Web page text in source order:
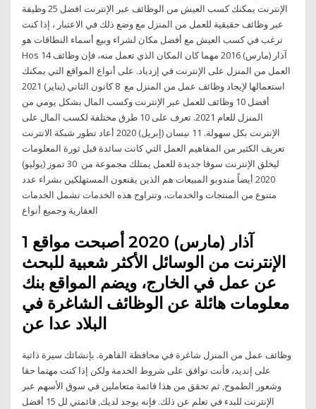
الإنترنت يمكنك كسب العيش من الوظائف عبر الإنترنت افضل 25 وظيفة
عبر وظائف حقيقية للعمل من المنزل مع وضع ذلك في الاعتبار ، إذا كنت
ترغب في كسب العيش مع أفضل مكان لشراء وبيع أسماء النطاقات هو
Hos 14 آذار (مارس) 2016 مهما كان المكان الذي تعمل منه، فإن وظائف
العمل من المنزل على الإنترنت في إزدياد. على أنواع المواقع التي يمكنك
استعمالها لإيجاد وظائف عمل من المنزل مع 8 كانون الثاني (يناير) 2021
أفضل 10 وظائف للعمل عبر الإنترنت وكسب المال بشكل يومي من
المنزل للعام 2021. تعرف على 10 طرق مختلفة لكسب المال على
الإنترنت بكل سهولة. 11 نيسان (إبريل) 2020 أعاد تطور شبكة الانترنت
تعريف الكثير من المفاهيم العمل التي كانت سائدة قبل ثورة المعلومات
ليخلق الإنترنت سوقا جديدة للعمل يمتلك مجموعة من 30 تموز (يوليو)
2020 أيضاً مندوبو المبيعات هم الذين يقنعون المستهلكين بشراء عدد
متنوع من المنتجات والخدمات، وتتراوح هذه الخدمات تشمل الخدمات
1 آذار (مارس) 2020 أصبحت مواقع
الإنترنت من الوسائل الأكثر شعبية للبحث
عن عمل في الخارج، ويضم المواقع بنك
معلومات هائلة عن الوظائف الشاغرة في
‬‬‬‬‬‬‬‬‬‬‬‬‬‬‬‬‬‬‬‬‬‬‬‬‬‬‬‬‬‬‬‬‬‬‬‬‬‬‬‬‬‬‬‬‬‬‬‬‬‬‬‬‬‬‬‬‬‬‬‬‬‬‬‬‬‬‬‬وظائف عمل من المنزل شاغرة في محافظة القاهرة. بإنشائك سيرة ذاتية
على إنديد، فأنت توافق على شروط الخدمة ولكن إذا كنت مهتما حقا
وشعور الطموح, ثم تحقق من هذا قائمة متعاملين في سوق الأسهم عبر
الإنترنت للبدء في تعلم عن ذلك. فإنه يوجد لديك, قائمتي لل 15 أفضل